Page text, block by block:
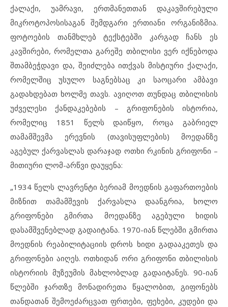
ქალაქი, უამრავი, ერთმანეთთან დაკავშირებული
მიკროტოპოსისაგან შემდგარი ერთიანი ორგანიზმია.
ფოტოების თანმხლებ ტექსტებში კარგად ჩანს ეს
კავშირები, რომელთა გარეშე თბილისი ვერ იქნებოდა
შთამბეჭდავი და, შეიძლება ითქვას მისტიური ქალაქი,
რომელშიც უსულო საგნებსაც კი საოცარი ამბავი
გადახდებათ ხოლმე თავს. ავიღოთ თუნდაც თბილისის
უძველესი ქანდაკებების – გრიფონების ისტორია,
რომელიც 1851 წელს დაიწყო, როცა გაბრიელ
თამამშევმა ერევნის (თავისუფლების) მოედანზე
აგებულ ქარვასლას დარაჯად ოთხი რკინის გრიფონი –
მითიური ლომ-არწვი დაუყენა:
„1934 წელს ლავრენტი ბერიამ მოედნის გაფართოების
მიზნით თამამშევის ქარვასლა დაანგრია, ხოლო
გრიფონები გმირთა მოედანზე აგებული ხიდის
დასამშვენებლად გადაიტანა. 1970-იან წლებში გმირთა
მოედნის რეაბილიტაციის დროს ხიდი გადააკეთეს და
გრიფონები აიღეს. ოთხიდან ორი გრიფონი თბილისის
ისტორიის მუზეუმის მახლობლად გადაიტანეს. 90-იან
წლებში ჯართზე მონადირეთა წყალობით, გიფონებს
თანდათან შემოეძარცვათ ფრთები, ფეხები, კუდები და